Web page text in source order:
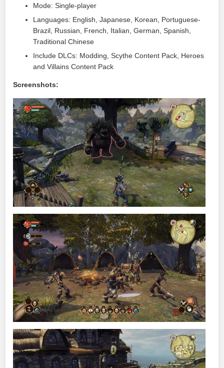
Mode: Single-player
Languages: English, Japanese, Korean, Portuguese-
Brazil, Russian, French, Italian, German, Spanish,
Traditional Chinese
Include DLCs: Modding, Scythe Content Pack, Heroes
and Villains Content Pack
Screenshots: